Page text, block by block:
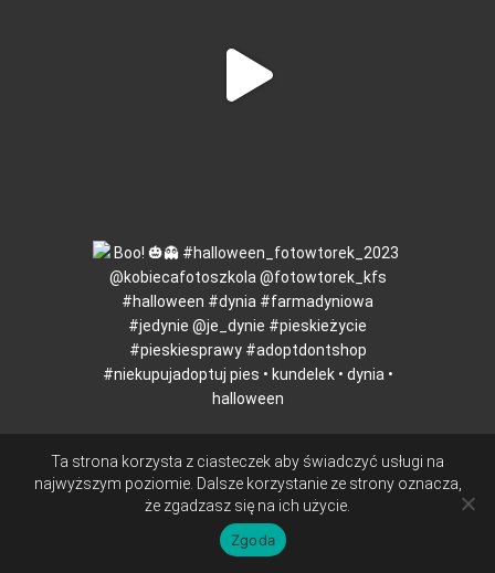
Ta strona korzysta z ciasteczek aby świadczyć usługi na
najwyższym poziomie. Dalsze korzystanie ze strony oznacza,
że zgadzasz się na ich użycie.
Zgoda